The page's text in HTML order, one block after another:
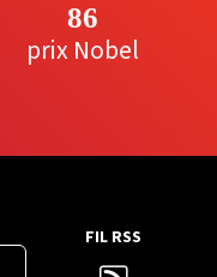
86
prix Nobel
FIL RSS